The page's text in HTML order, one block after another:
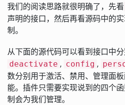
我们的阅读思路就很明确了，先看
声明的接口，然后再看源码中的
制。
从下面的源代码可以看到接口中
deactivate , config ,
数分别用于激活、禁用、管理面
能。插件只需要实现说到的四个
制会为我们管理。